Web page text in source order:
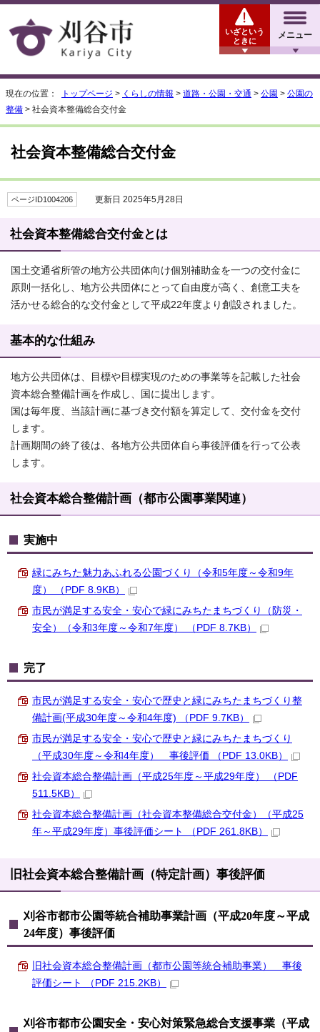
メニュー
いざという
ときに
現在の位置： トップページ > くらしの情報 > 道路・公園・交通 > 公園 > 公園の
整備 > 社会資本整備総合交付金
社会資本整備総合交付金
ページID1004206 更新日 2025年5月28日
社会資本整備総合交付金とは
国土交通省所管の地方公共団体向け個別補助金を一つの交付金に
原則一括化し、地方公共団体にとって自由度が高く、創意工夫を
活かせる総合的な交付金として平成22年度より創設されました。
基本的な仕組み
地方公共団体は、目標や目標実現のための事業等を記載した社会
資本総合整備計画を作成し、国に提出します。
国は毎年度、当該計画に基づき交付額を算定して、交付金を交付
します。
計画期間の終了後は、各地方公共団体自ら事後評価を行って公表
します。
社会資本総合整備計画（都市公園事業関連）
実施中
緑にみちた魅力あふれる公園づくり（令和5年度～令和9年
度） （PDF 8.9KB）
市民が満足する安全・安心で緑にみちたまちづくり（防災・
安全）（令和3年度～令和7年度） （PDF 8.7KB）
完了
市民が満足する安全・安心で歴史と緑にみちたまちづくり整
備計画(平成30年度～令和4年度) （PDF 9.7KB）
市民が満足する安全・安心で歴史と緑にみちたまちづくり
（平成30年度～令和4年度） 事後評価 （PDF 13.0KB）
社会資本総合整備計画（平成25年度～平成29年度） （PDF
511.5KB）
社会資本総合整備計画（社会資本整備総合交付金）（平成25
年～平成29年度）事後評価シート （PDF 261.8KB）
旧社会資本総合整備計画（特定計画）事後評価
刈谷市都市公園等統合補助事業計画（平成20年度～平成
24年度）事後評価
旧社会資本総合整備計画（都市公園等統合補助事業） 事後
評価シート （PDF 215.2KB）
刈谷市都市公園安全・安心対策緊急総合支援事業（平成